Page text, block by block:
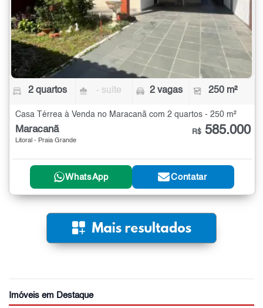
2 quartos - suíte 2 vagas 250 m²
Casa Térrea à Venda no Maracanã com 2 quartos - 250 m²
Maracanã
Litoral - Praia Grande
R$ 585.000
WhatsApp Contatar
Imóveis em Destaque